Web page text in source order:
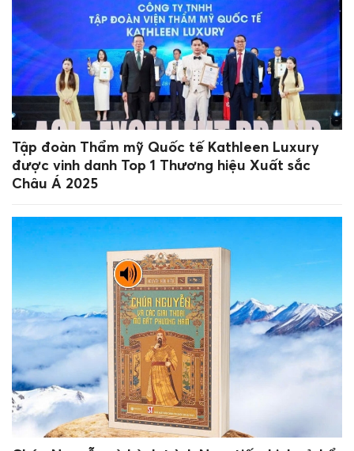
Tập đoàn Thẩm mỹ Quốc tế Kathleen Luxury
được vinh danh Top 1 Thương hiệu Xuất sắc
Châu Á 2025